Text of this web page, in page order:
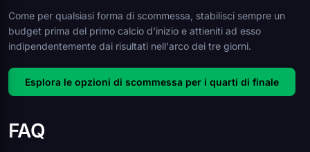
Come per qualsiasi forma di scommessa, stabilisci sempre un
budget prima del primo calcio d'inizio e attieniti ad esso
indipendentemente dai risultati nell'arco dei tre giorni.
Esplora le opzioni di scommessa per i quarti di finale
FAQ